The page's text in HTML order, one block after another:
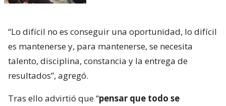
“Lo difícil no es conseguir una oportunidad, lo difícil
es mantenerse y, para mantenerse, se necesita
talento, disciplina, constancia y la entrega de
resultados”, agregó.
Tras ello advirtió que “pensar que todo se